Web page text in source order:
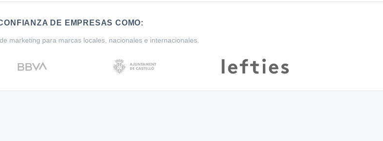
DE EMPRESAS COMO:
marketing para marcas locales, nacionales e internacionales.